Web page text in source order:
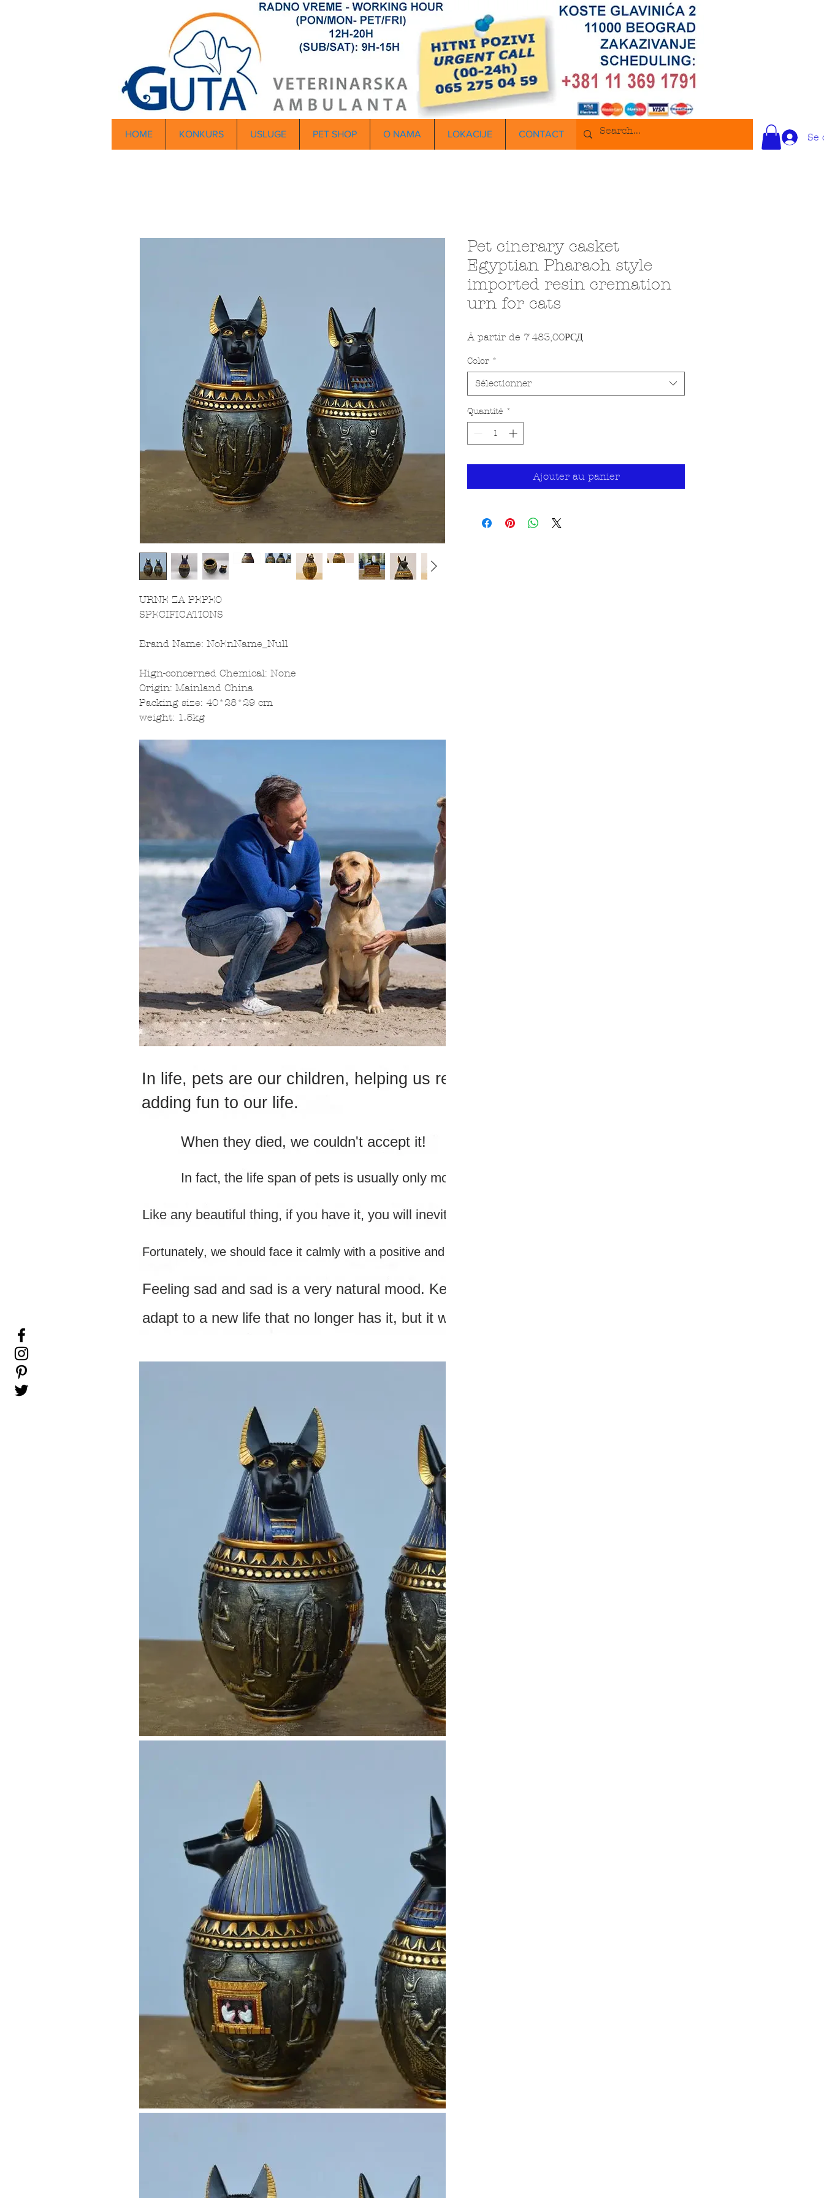
HOME KONKURS USLUGE PET SHOP O NAMA LOKACIJE CONTACT Se
URNE ZA PEPEO
SPECIFICATIONS
Brand Name: NoEnName_Null
Hign-concerned Chemical: None
Origin: Mainland China
Packing size: 40*28*29 cm
weight: 1.5kg
Pet cinerary casket
Egyptian Pharaoh style
imported resin cremation
urn for cats
À partir de 7 483,00РСДPrix promotionnel
Color *
Sélectionner
Quantité *
Ajouter au panier